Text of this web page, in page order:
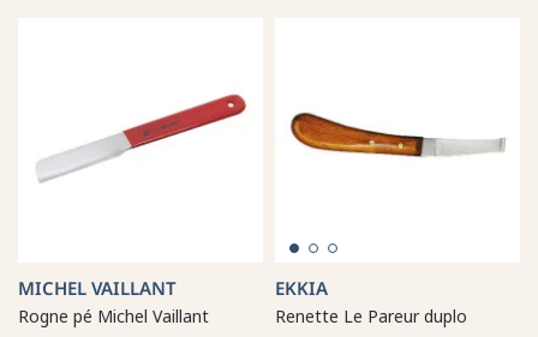
MICHEL VAILLANT
Rogne pé Michel Vaillant
EKKIA
Renette Le Pareur duplo